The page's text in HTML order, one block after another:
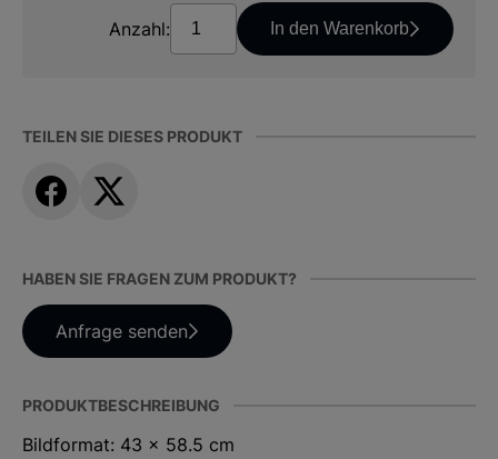
Anzahl: In den Warenkorb
TEILEN SIE DIESES PRODUKT
HABEN SIE FRAGEN ZUM PRODUKT?
Anfrage senden
PRODUKTBESCHREIBUNG
Bildformat: 43 x 58.5 cm